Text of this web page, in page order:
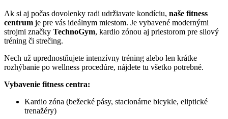
Ak si aj počas dovolenky radi udržiavate kondíciu, naše fitness
centrum je pre vás ideálnym miestom. Je vybavené modernými
strojmi značky TechnoGym, kardio zónou aj priestorom pre silový
tréning či strečing.
Nech už uprednostňujete intenzívny tréning alebo len krátke
rozhýbanie po wellness procedúre, nájdete tu všetko potrebné.
Vybavenie fitness centra:
Kardio zóna (bežecké pásy, stacionárne bicykle, eliptické
trenažéry)